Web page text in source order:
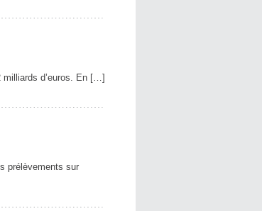
milliards d’euros. En […]
prélèvements sur